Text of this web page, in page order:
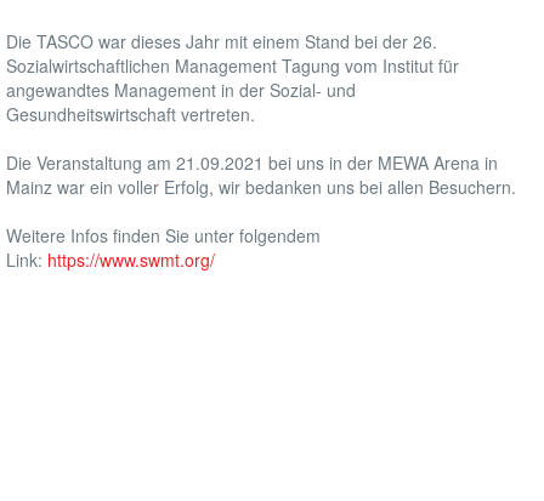
Die TASCO war dieses Jahr mit einem Stand bei der 26.
Sozialwirtschaftlichen Management Tagung vom Institut für
angewandtes Management in der Sozial- und
Gesundheitswirtschaft vertreten.
Die Veranstaltung am 21.09.2021 bei uns in der MEWA Arena in
Mainz war ein voller Erfolg, wir bedanken uns bei allen Besuchern.
Weitere Infos finden Sie unter folgendem
Link: https://www.swmt.org/